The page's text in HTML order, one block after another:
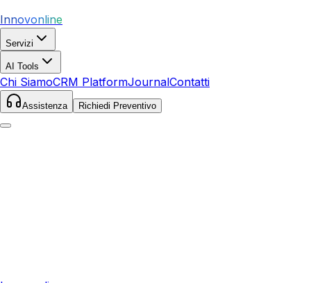
Innovonline
Servizi
AI Tools
Chi SiamoCRM PlatformJournalContatti
Assistenza Richiedi Preventivo